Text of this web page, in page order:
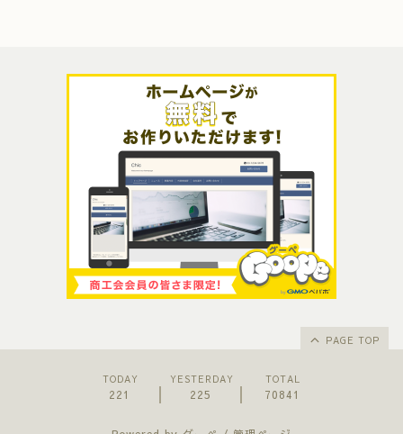
PAGE TOP
TODAY
221
YESTERDAY
225
TOTAL
70841